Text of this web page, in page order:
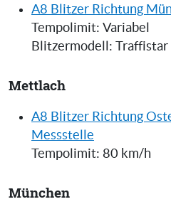
A8 Blitzer Richtung
Tempolimit: Variabel
Blitzermodell: Traffistar
Mettlach
A8 Blitzer Richtung
Messstelle
Tempolimit: 80 km/h
München